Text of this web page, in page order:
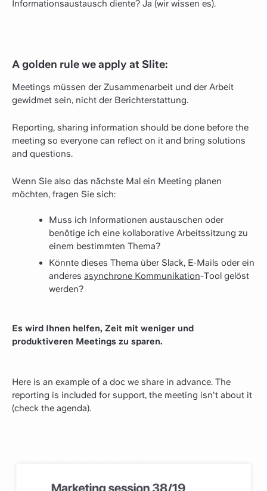
Informationsaustausch diente? Ja (wir wissen es).
A golden rule we apply at Slite:
Meetings müssen der Zusammenarbeit und der Arbeit
gewidmet sein, nicht der Berichterstattung.
Reporting, sharing information should be done before the
meeting so everyone can reflect on it and bring solutions
and questions.
Wenn Sie also das nächste Mal ein Meeting planen
möchten, fragen Sie sich:
Muss ich Informationen austauschen oder
benötige ich eine kollaborative Arbeitssitzung zu
einem bestimmten Thema?
Könnte dieses Thema über Slack, E-Mails oder ein
anderes asynchrone Kommunikation-Tool gelöst
werden?
Es wird Ihnen helfen, Zeit mit weniger und
produktiveren Meetings zu sparen.
Here is an example of a doc we share in advance. The
reporting is included for support, the meeting isn't about it
(check the agenda).